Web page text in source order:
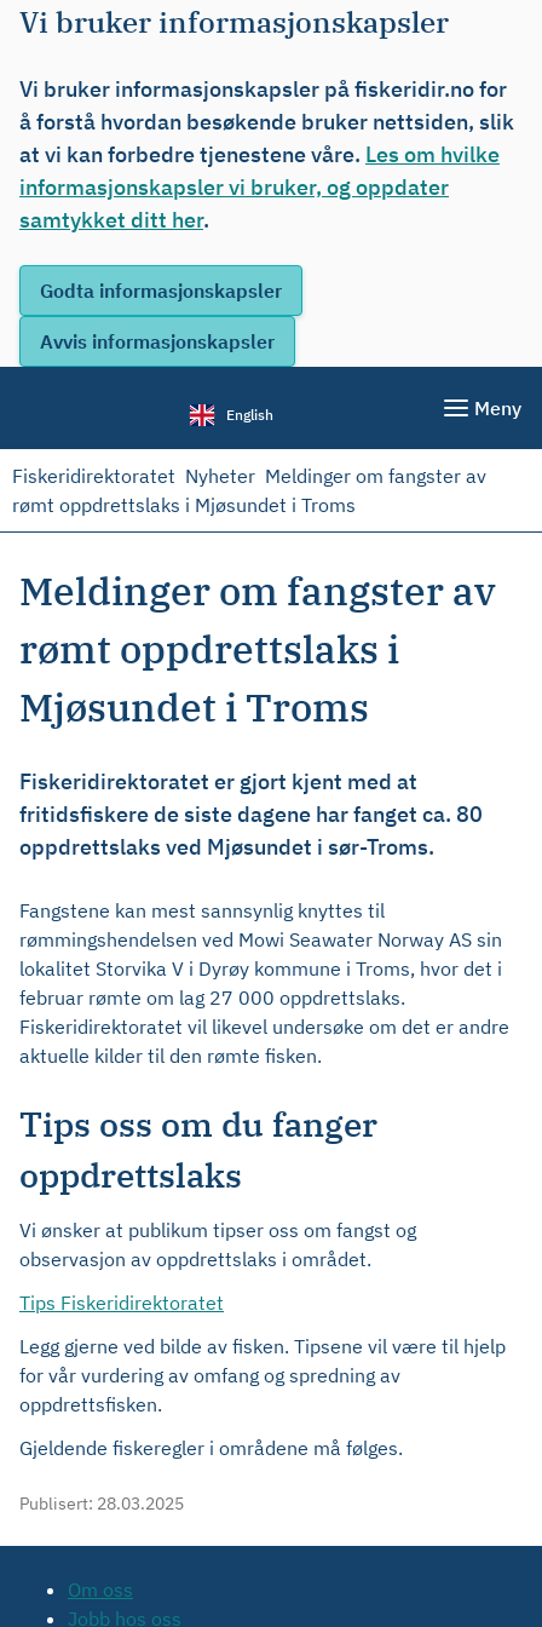
Vi bruker informasjonskapsler
Vi bruker informasjonskapsler på fiskeridir.no for
å forstå hvordan besøkende bruker nettsiden, slik
at vi kan forbedre tjenestene våre. Les om hvilke
informasjonskapsler vi bruker, og oppdater
samtykket ditt her.
English Meny
Fiskeridirektoratet Nyheter Meldinger om fangster av
rømt oppdrettslaks i Mjøsundet i Troms
Meldinger om fangster av
rømt oppdrettslaks i
Mjøsundet i Troms
Fiskeridirektoratet er gjort kjent med at
fritidsfiskere de siste dagene har fanget ca. 80
oppdrettslaks ved Mjøsundet i sør-Troms.
Fangstene kan mest sannsynlig knyttes til
rømmingshendelsen ved Mowi Seawater Norway AS sin
lokalitet Storvika V i Dyrøy kommune i Troms, hvor det i
februar rømte om lag 27 000 oppdrettslaks.
Fiskeridirektoratet vil likevel undersøke om det er andre
aktuelle kilder til den rømte fisken.
Tips oss om du fanger
oppdrettslaks
Vi ønsker at publikum tipser oss om fangst og
observasjon av oppdrettslaks i området.
Tips Fiskeridirektoratet
Legg gjerne ved bilde av fisken. Tipsene vil være til hjelp
for vår vurdering av omfang og spredning av
oppdrettsfisken.
Gjeldende fiskeregler i områdene må følges.
Publisert: 28.03.2025
Om oss
Jobb hos oss